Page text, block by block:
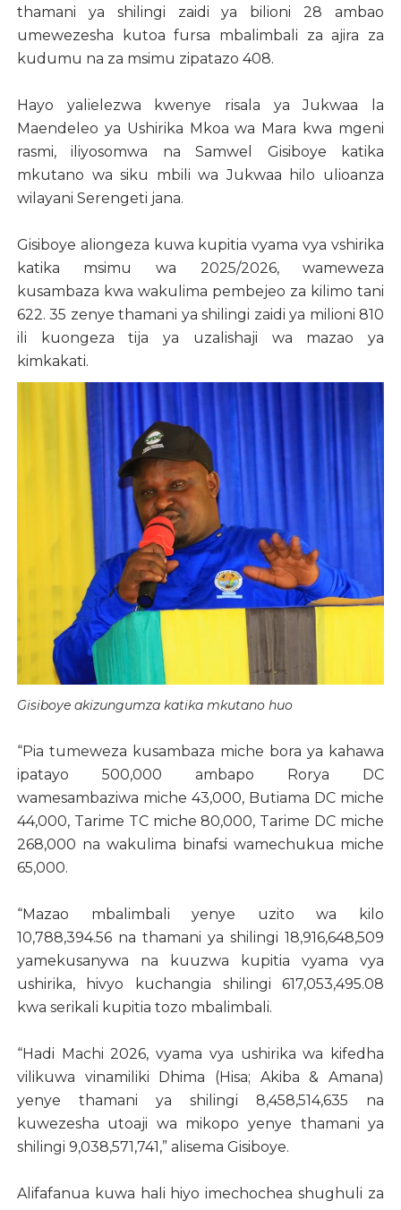
thamani ya shilingi zaidi ya bilioni 28 ambao
umewezesha kutoa fursa mbalimbali za ajira za
kudumu na za msimu zipatazo 408.
Hayo yalielezwa kwenye risala ya Jukwaa la
Maendeleo ya Ushirika Mkoa wa Mara kwa mgeni
rasmi, iliyosomwa na Samwel Gisiboye katika
mkutano wa siku mbili wa Jukwaa hilo ulioanza
wilayani Serengeti jana.
Gisiboye aliongeza kuwa kupitia vyama vya vshirika
katika msimu wa 2025/2026, wameweza
kusambaza kwa wakulima pembejeo za kilimo tani
622. 35 zenye thamani ya shilingi zaidi ya milioni 810
ili kuongeza tija ya uzalishaji wa mazao ya
kimkakati.
Gisiboye akizungumza katika mkutano huo
“Pia tumeweza kusambaza miche bora ya kahawa
ipatayo 500,000 ambapo Rorya DC
wamesambaziwa miche 43,000, Butiama DC miche
44,000, Tarime TC miche 80,000, Tarime DC miche
268,000 na wakulima binafsi wamechukua miche
65,000.
“Mazao mbalimbali yenye uzito wa kilo
10,788,394.56 na thamani ya shilingi 18,916,648,509
yamekusanywa na kuuzwa kupitia vyama vya
ushirika, hivyo kuchangia shilingi 617,053,495.08
kwa serikali kupitia tozo mbalimbali.
“Hadi Machi 2026, vyama vya ushirika wa kifedha
vilikuwa vinamiliki Dhima (Hisa; Akiba & Amana)
yenye thamani ya shilingi 8,458,514,635 na
kuwezesha utoaji wa mikopo yenye thamani ya
shilingi 9,038,571,741,” alisema Gisiboye.
Alifafanua kuwa hali hiyo imechochea shughuli za